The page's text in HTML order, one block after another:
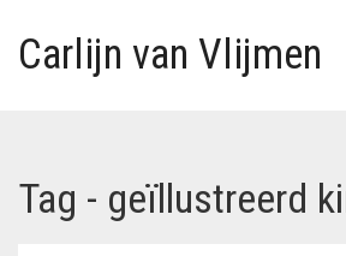
Carlijn van Vlijmen
Tag - geïllustreerd